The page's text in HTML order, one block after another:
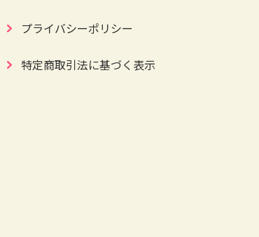
プライバシーポリシー
特定商取引法に基づく表示